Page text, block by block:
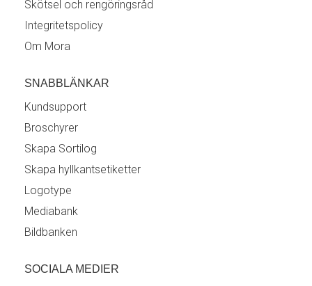
Skötsel och rengöringsråd
Integritetspolicy
Om Mora
SNABBLÄNKAR
Kundsupport
Broschyrer
Skapa Sortilog
Skapa hyllkantsetiketter
Logotype
Mediabank
Bildbanken
SOCIALA MEDIER